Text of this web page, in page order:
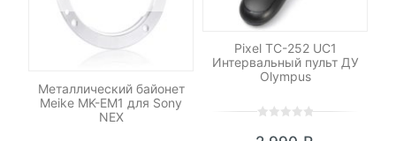
Металлический байонет
Meike MK-EM1 для Sony
NEX
Pixel TC-252 UC1
Интервальный пульт ДУ
Olympus